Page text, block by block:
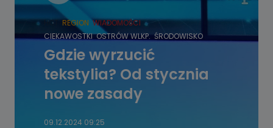
HOT REGION WIADOMOŚCI
CIEKAWOSTKI OSTRÓW WLKP. ŚRODOWISKO
Gdzie wyrzucić
tekstylia? Od stycznia
nowe zasady
09.12.2024 09:25